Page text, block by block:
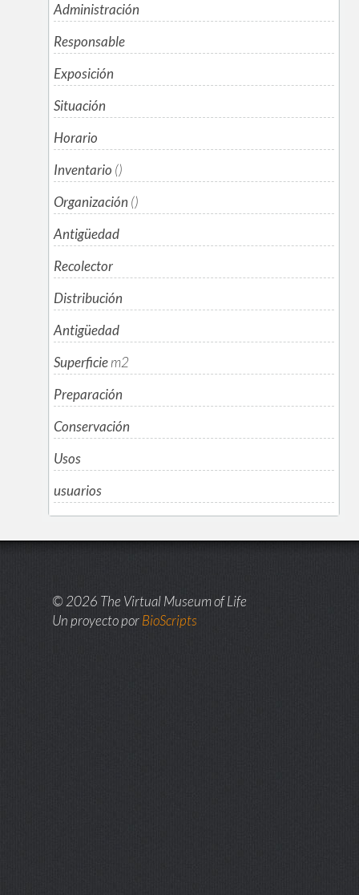
Administración
Responsable
Exposición
Situación
Horario
Inventario ()
Organización ()
Antigüedad
Recolector
Distribución
Antigüedad
Superficiem2
Preparación
Conservación
Usos
usuarios
© 2026 The Virtual Museum of Life
Un proyecto porBioScripts